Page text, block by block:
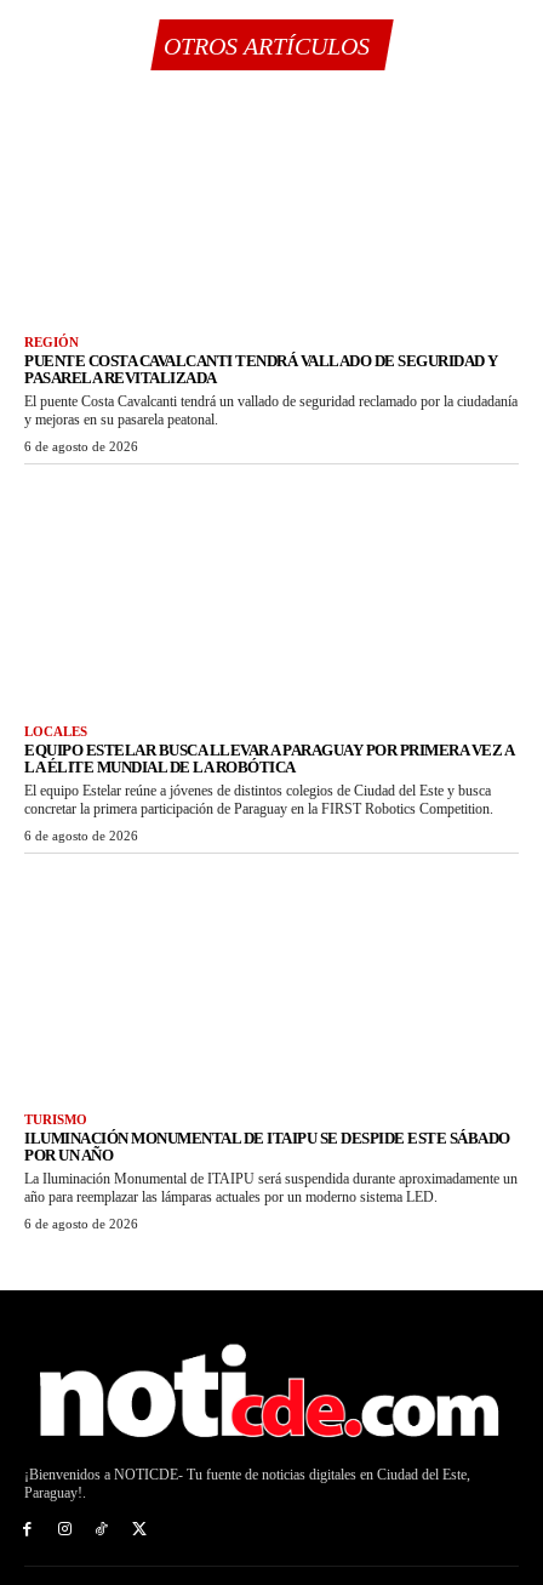
OTROS ARTÍCULOS
REGIÓN
PUENTE COSTA CAVALCANTI TENDRÁ VALLADO DE SEGURIDAD Y
PASARELA REVITALIZADA
El puente Costa Cavalcanti tendrá un vallado de seguridad reclamado por la ciudadanía
y mejoras en su pasarela peatonal.
6 de agosto de 2026
LOCALES
EQUIPO ESTELAR BUSCA LLEVAR A PARAGUAY POR PRIMERA VEZ A
LA ÉLITE MUNDIAL DE LA ROBÓTICA
El equipo Estelar reúne a jóvenes de distintos colegios de Ciudad del Este y busca
concretar la primera participación de Paraguay en la FIRST Robotics Competition.
6 de agosto de 2026
TURISMO
ILUMINACIÓN MONUMENTAL DE ITAIPU SE DESPIDE ESTE SÁBADO
POR UN AÑO
La Iluminación Monumental de ITAIPU será suspendida durante aproximadamente un
año para reemplazar las lámparas actuales por un moderno sistema LED.
6 de agosto de 2026
¡Bienvenidos a NOTICDE- Tu fuente de noticias digitales en Ciudad del Este,
Paraguay!.